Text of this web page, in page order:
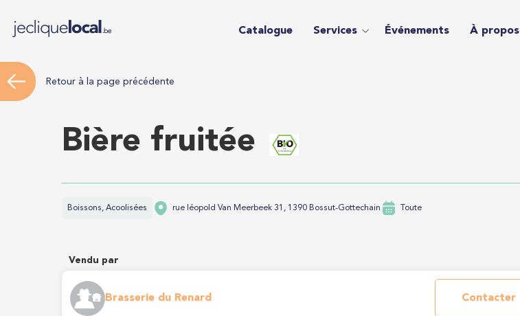
Catalogue Services Événements À propos
Retour à la page précédente
Bière fruitée
Boissons, Acoolisées rue léopold Van Meerbeek 31, 1390 Bossut-Gottechain Toute
Vendu par
Brasserie du Renard Contacter